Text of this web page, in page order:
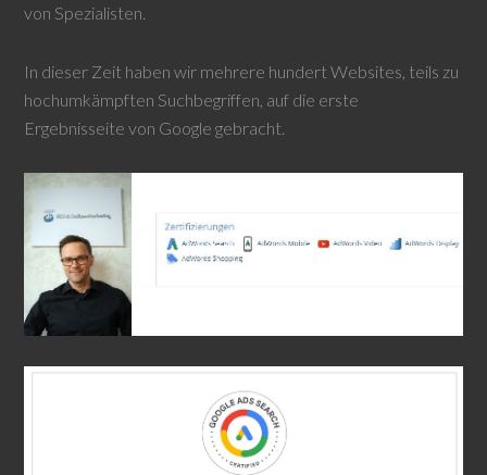
von Spezialisten.
In dieser Zeit haben wir mehrere hundert Websites, teils zu
hochumkämpften Suchbegriffen, auf die erste
Ergebnisseite von Google gebracht.